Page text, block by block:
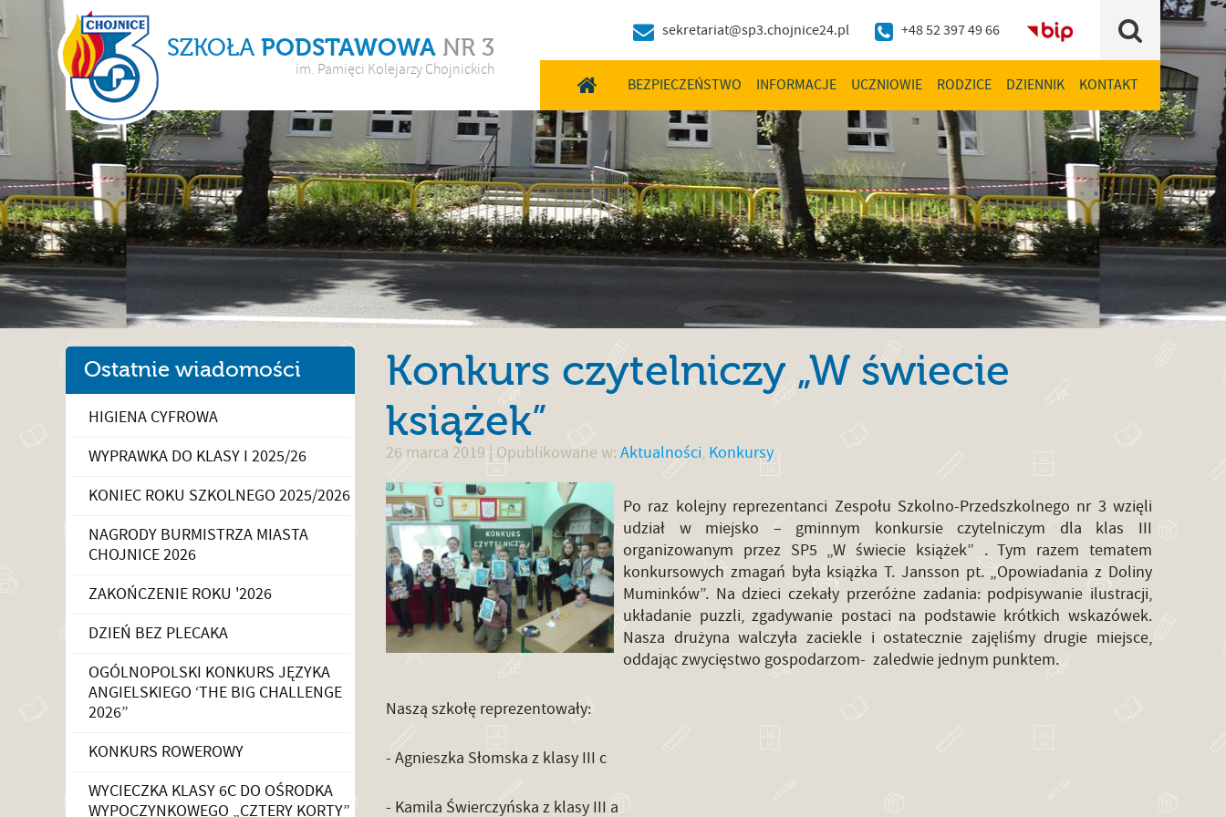
SZKOŁA PODSTAWOWA NR 3
im. Pamięci Kolejarzy Chojnickich
HOME
BEZPIECZEŃSTWO INFORMACJE UCZNIOWIE RODZICE DZIENNIK KONTAKT
sekretariat@sp3.chojnice24.pl +48 52 397 49 66 BIP Szukaj
Ostatnie wiadomości
HIGIENA CYFROWA
WYPRAWKA DO KLASY I 2025/26
KONIEC ROKU SZKOLNEGO 2025/2026
NAGRODY BURMISTRZA MIASTA
CHOJNICE 2026
ZAKOŃCZENIE ROKU '2026
DZIEŃ BEZ PLECAKA
OGÓLNOPOLSKI KONKURS JĘZYKA
ANGIELSKIEGO ‘THE BIG CHALLENGE
2026”
KONKURS ROWEROWY
WYCIECZKA KLASY 6C DO OŚRODKA
WYPOCZYNKOWEGO „CZTERY KORTY”
Konkurs czytelniczy „W świecie
książek”
26 marca 2019 | Opublikowane w: Aktualności, Konkursy
Po raz kolejny reprezentanci Zespołu Szkolno-Przedszkolnego nr 3 wzięli
udział w miejsko – gminnym konkursie czytelniczym dla klas III
organizowanym przez SP5 „W świecie książek” . Tym razem tematem
konkursowych zmagań była książka T. Jansson pt. „Opowiadania z Doliny
Muminków”. Na dzieci czekały przeróżne zadania: podpisywanie ilustracji,
układanie puzzli, zgadywanie postaci na podstawie krótkich wskazówek.
Nasza drużyna walczyła zaciekle i ostatecznie zajęliśmy drugie miejsce,
oddając zwycięstwo gospodarzom- zaledwie jednym punktem.
Naszą szkołę reprezentowały:
- Agnieszka Słomska z klasy III c
- Kamila Świerczyńska z klasy III a